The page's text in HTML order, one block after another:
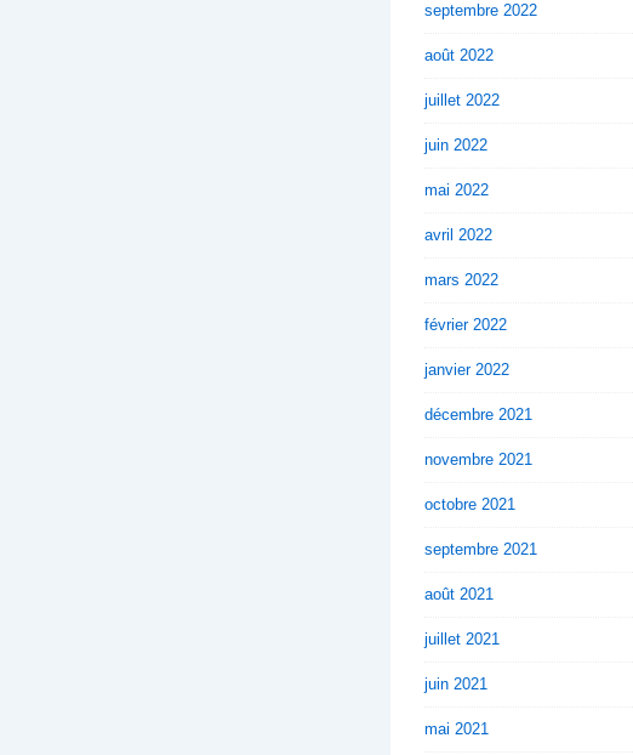
septembre 2022
août 2022
juillet 2022
juin 2022
mai 2022
avril 2022
mars 2022
février 2022
janvier 2022
décembre 2021
novembre 2021
octobre 2021
septembre 2021
août 2021
juillet 2021
juin 2021
mai 2021